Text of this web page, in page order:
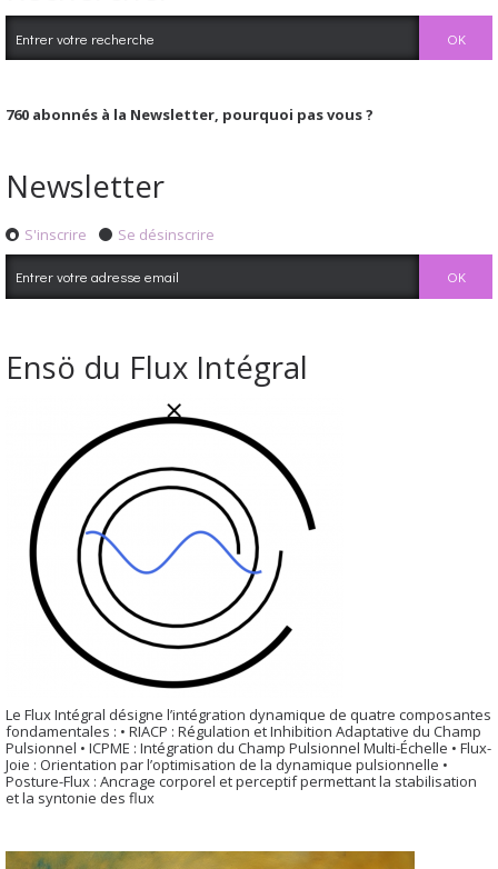
760 abonnés à la Newsletter, pourquoi pas vous ?
Newsletter
S'inscrire Se désinscrire
Ensö du Flux Intégral
Le Flux Intégral désigne l’intégration dynamique de quatre composantes
fondamentales : • RIACP : Régulation et Inhibition Adaptative du Champ
Pulsionnel • ICPME : Intégration du Champ Pulsionnel Multi-Échelle • Flux-
Joie : Orientation par l’optimisation de la dynamique pulsionnelle •
Posture-Flux : Ancrage corporel et perceptif permettant la stabilisation
et la syntonie des flux